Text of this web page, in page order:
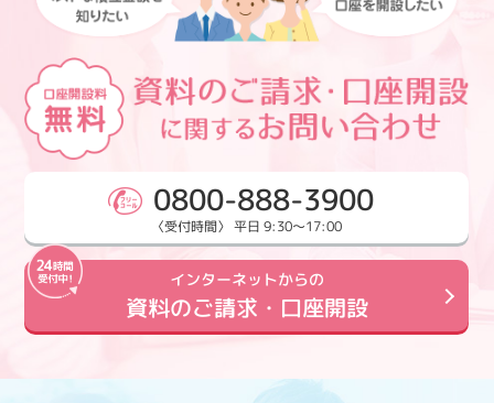
0800-888-3900
〈受付時間〉 平日 9:30～17:00
インターネットからの
資料のご請求・口座開設